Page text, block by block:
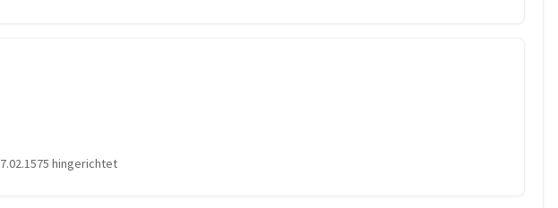
hingerichtet